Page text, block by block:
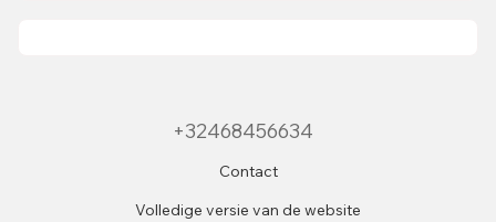
+32468456634
Contact
Volledige versie van de website